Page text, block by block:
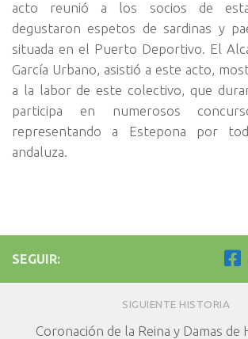
acto reunió a los socios de
degustaron espetos de sardinas y
situada en el Puerto Deportivo. El
García Urbano, asistió a este acto,
a la labor de este colectivo, que
participa en numerosos
representando a Estepona por
andaluza.
SEGUIR:
SIGUIENTE HISTORIA
Coronación de la Reina y Damas de